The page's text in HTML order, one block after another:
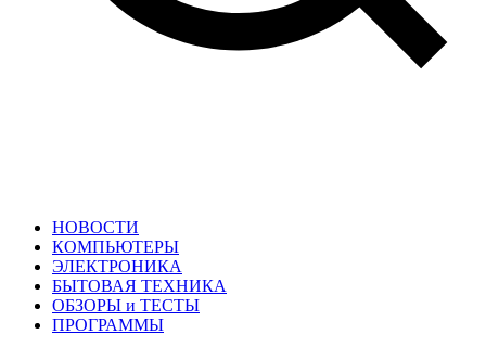
НОВОСТИ
КОМПЬЮТЕРЫ
ЭЛЕКТРОНИКА
БЫТОВАЯ ТЕХНИКА
ОБЗОРЫ и ТЕСТЫ
ПРОГРАММЫ